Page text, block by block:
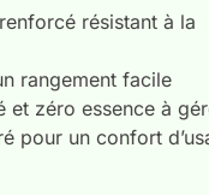
résistant à la
rangement facile
et zéro essence à
pour un confort